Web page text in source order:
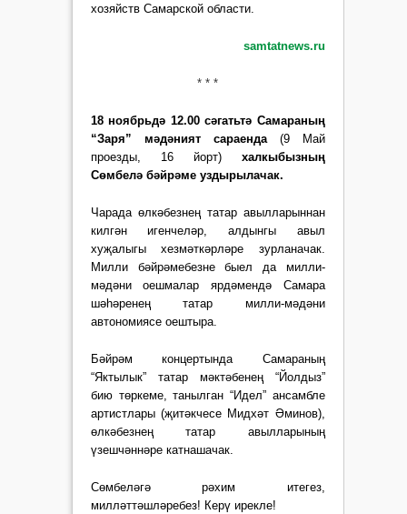
хозяйств Самарской области.
samtatnews.ru
* * *
18 ноябрьдә 12.00 сәгатьтә Самараның
“Заря” мәдәният сараенда (9 Май
проезды, 16 йорт)халкыбызның
Сөмбелә бәйрәме уздырылачак.
Чарада өлкәбезнең татар авылларыннан
килгән игенчеләр, алдынгы авыл
хуҗалыгы хез­мәткәрләре зурланачак.
Милли бәйрәмебезне быел да милли-
мәдәни оешмалар ярдәмендә Самара
шәһәренең татар милли-мәдәни
автономиясе оештыра.
Бәйрәм концертында Са­ма­раның
“Яктылык” татар мәк­тә­бенең “Йолдыз”
бию төр­кеме, танылган “Идел” ансамбле
артистлары (җитәкчесе Мидхәт Әми­нов),
өлкәбезнең татар авылларының
үзешчәннәре катнашачак.
Сөмбеләгә рәхим итегез,
милләттәшләребез! Керү ирекле!